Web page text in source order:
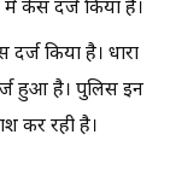
केस दर्ज किया है।
किया है। धारा
हुआ है। पुलिस इन
कर रही है।